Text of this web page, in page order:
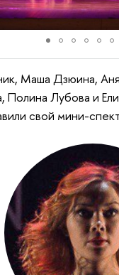
Маша Дзюина,
Лубова и
свой мини-